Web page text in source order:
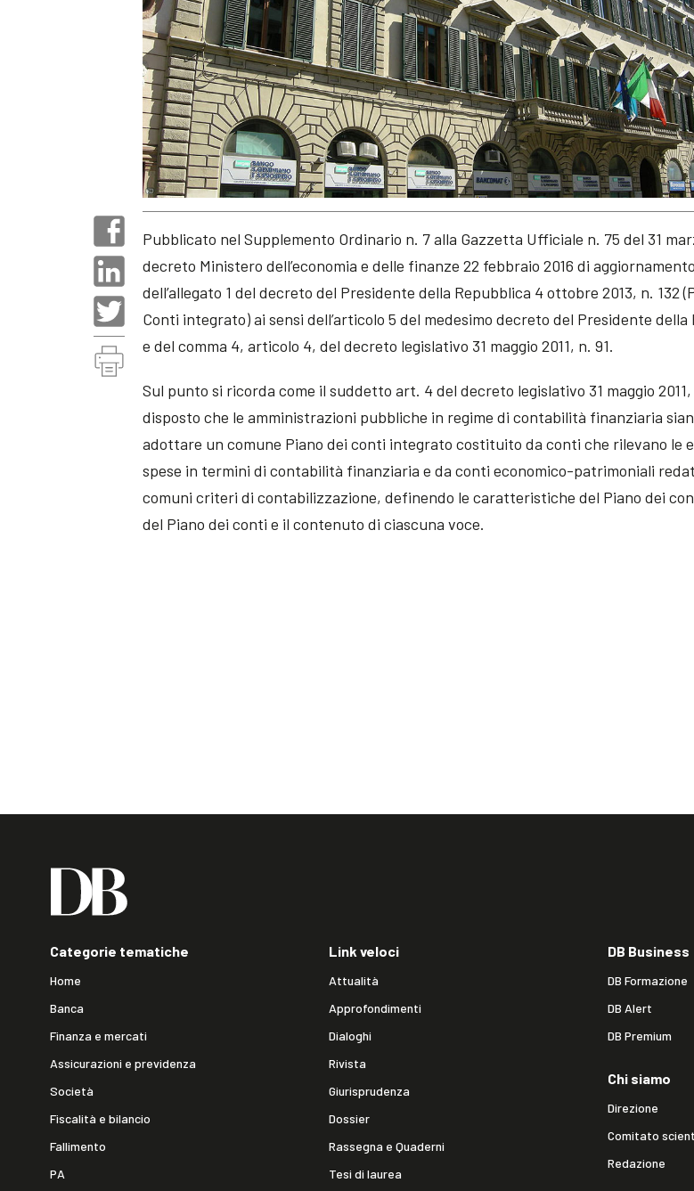
Pubblicato nel Supplemento Ordinario n. 7 alla Gazzetta Ufficiale n. 75 del 31
decreto Ministero dell’economia e delle finanze 22 febbraio 2016 di aggiornamento
dell’allegato 1 del decreto del Presidente della Repubblica 4 ottobre 2013, n. 132
Conti integrato) ai sensi dell’articolo 5 del medesimo decreto del Presidente della
e del comma 4, articolo 4, del decreto legislativo 31 maggio 2011, n. 91.
Sul punto si ricorda come il suddetto art. 4 del decreto legislativo 31 maggio 2011,
disposto che le amministrazioni pubbliche in regime di contabilità finanziaria
adottare un comune Piano dei conti integrato costituito da conti che rilevano le
spese in termini di contabilità finanziaria e da conti economico-patrimoniali
comuni criteri di contabilizzazione, definendo le caratteristiche del Piano dei
del Piano dei conti e il contenuto di ciascuna voce.
Categorie tematiche
Home
Banca
Finanza e mercati
Assicurazioni e previdenza
Società
Fiscalità e bilancio
Fallimento
PA
Link veloci
Attualità
Approfondimenti
Dialoghi
Rivista
Giurisprudenza
Dossier
Rassegna e Quaderni
Tesi di laurea
DB Business
DB Formazione
DB Alert
DB Premium
Chi siamo
Direzione
Comitato
Redazione